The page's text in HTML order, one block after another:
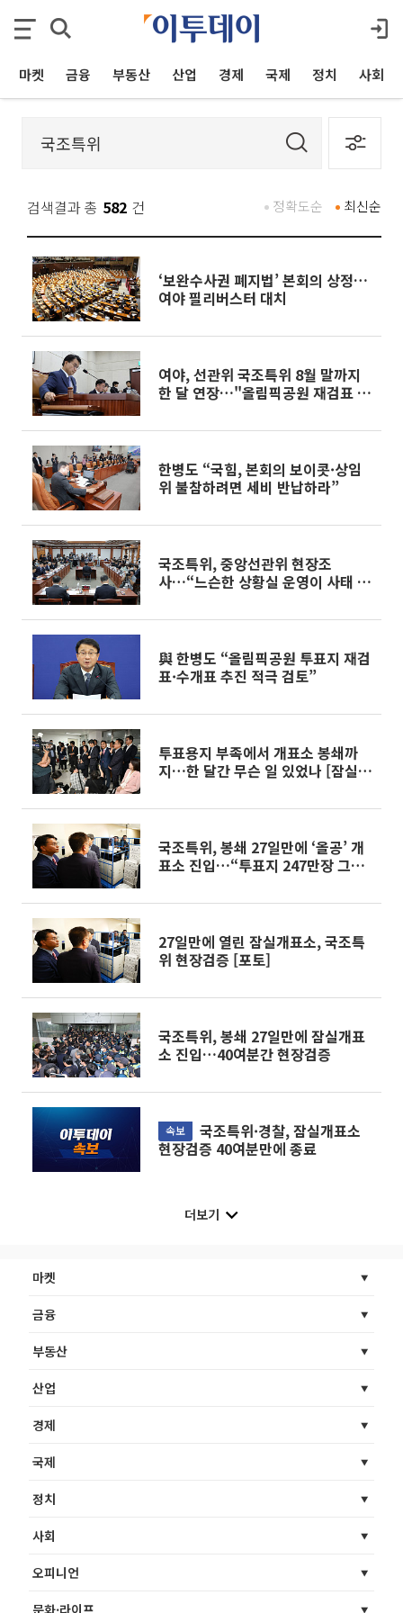
마켓 금융 부동산 산업 경제 국제 정치 사회
검색결과 총 582 건 최신순
정확도순
‘보완수사권 폐지법’ 본회의 상정…
여야 필리버스터 대치
여야, 선관위 국조특위 8월 말까지
한 달 연장…"올림픽공원 재검표 준
한병도 “국힘, 본회의 보이콧·상임
위 불참하려면 세비 반납하라”
국조특위, 중앙선관위 현장조
사…“느슨한 상황실 운영이 사태 키
與 한병도 “올림픽공원 투표지 재검
표·수개표 추진 적극 검토”
투표용지 부족에서 개표소 봉쇄까
지…한 달간 무슨 일 있었나 [잠실
국조특위, 봉쇄 27일만에 ‘올공’ 개
표소 진입…“투표지 247만장 그대
27일만에 열린 잠실개표소, 국조특
위 현장검증 [포토]
국조특위, 봉쇄 27일만에 잠실개표
소 진입…40여분간 현장검증
속보
현장검증 40여분만에 종료
더보기
마켓
금융
부동산
산업
경제
국제
정치
사회
오피니언
문화·라이프